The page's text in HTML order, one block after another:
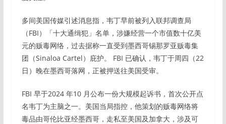
多间美国传媒引述消息指，韦丁早前被列入联邦调查局
（FBI）「十大通缉犯」名单，涉嫌经营一个市值数十亿美
元的贩毒网络，过去据称一直受到墨西哥锡那罗亚贩毒集
团（Sinaloa Cartel）庇护。 FBI 已确认，韦丁于周四（22
日）晚在墨西哥落网，正被押送往美国受审。
FBI 早于2024 年10 月公布一份大规模起诉书，首次公开点
名韦丁为主脑之一。美国当局指控，他策划的贩毒网络将
毒品由哥伦比亚经墨西哥，走私至美国及加拿大，涉及可